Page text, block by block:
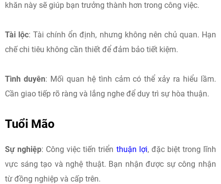
khăn này sẽ giúp bạn trưởng thành hơn trong công việc.
Tài lộc: Tài chính ổn định, nhưng không nên chủ quan. Hạn
chế chi tiêu không cần thiết để đảm bảo tiết kiệm.​
Tình duyên: Mối quan hệ tình cảm có thể xảy ra hiểu lầm.
Cần giao tiếp rõ ràng và lắng nghe để duy trì sự hòa thuận.​
Tuổi Mão
Sự nghiệp: Công việc tiến triển thuận lợi, đặc biệt trong lĩnh
vực sáng tạo và nghệ thuật. Bạn nhận được sự công nhận
từ đồng nghiệp và cấp trên.​